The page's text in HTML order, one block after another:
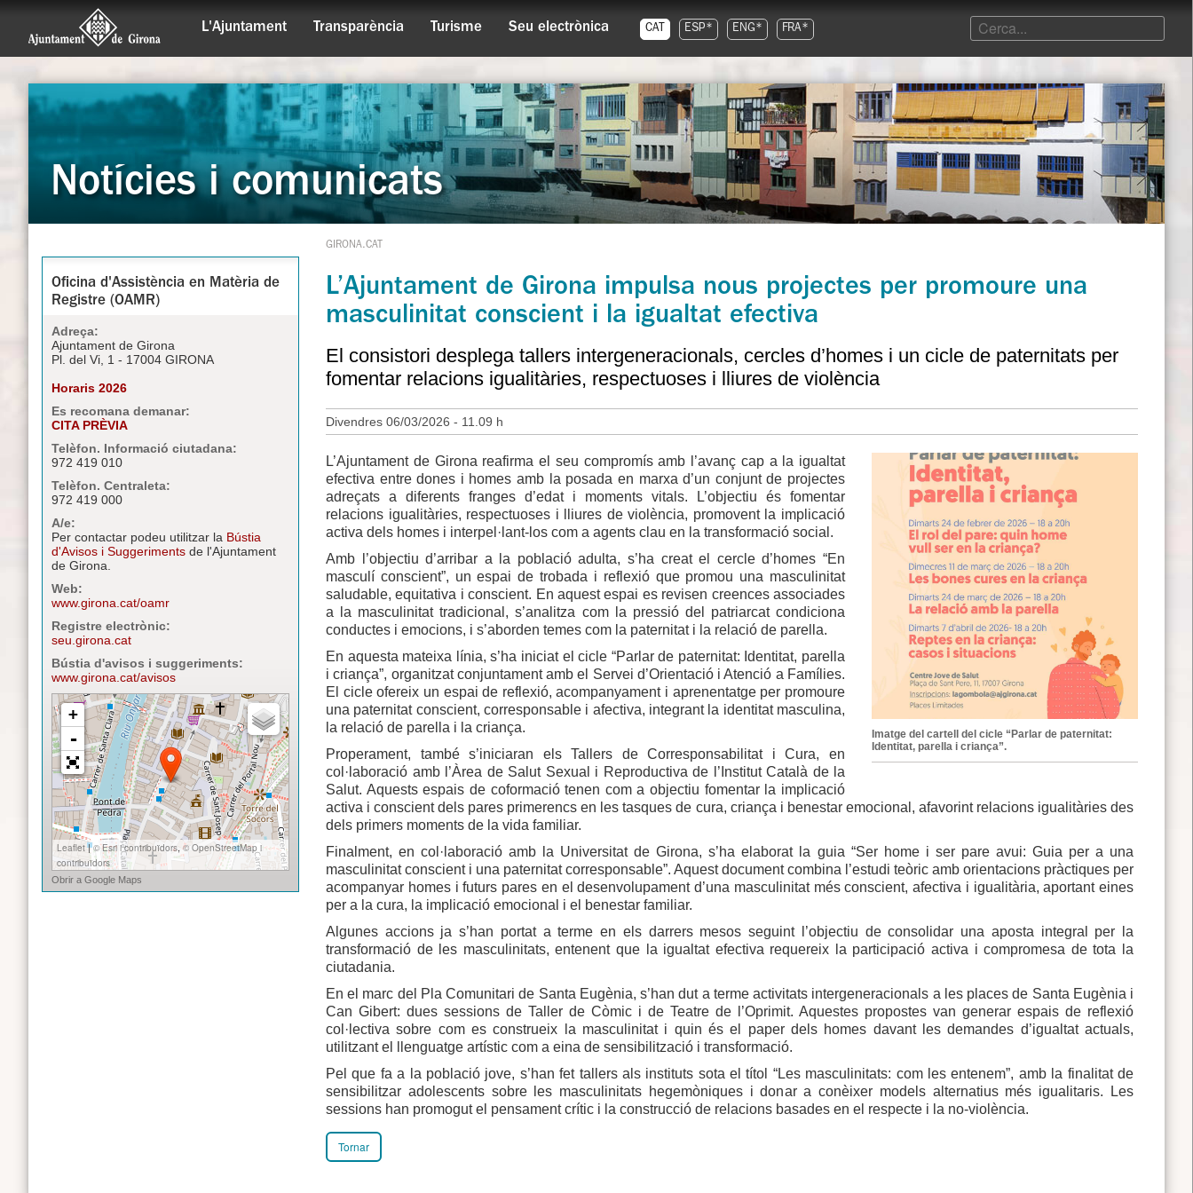
L'Ajuntament Transparència Turisme Seu electrònica CAT ESP* ENG* FRA*
Notícies i comunicats
Oficina d'Assistència en Matèria de
Registre (OAMR)
Adreça:
Ajuntament de Girona
Pl. del Vi, 1 - 17004 GIRONA
Horaris 2026
Es recomana demanar:
CITA PRÈVIA
Telèfon. Informació ciutadana:
972 419 010
Telèfon. Centraleta:
972 419 000
A/e:
Per contactar podeu utilitzar la Bústia
d'Avisos i Suggeriments de l'Ajuntament
de Girona.
Web:
www.girona.cat/oamr
Registre electrònic:
seu.girona.cat
Bústia d'avisos i suggeriments:
www.girona.cat/avisos
GIRONA.CAT
L’Ajuntament de Girona impulsa nous projectes per promoure una
masculinitat conscient i la igualtat efectiva
El consistori desplega tallers intergeneracionals, cercles d’homes i un cicle de paternitats per
fomentar relacions igualitàries, respectuoses i lliures de violència
Divendres 06/03/2026 - 11.09 h
Imatge del cartell del cicle “Parlar de paternitat:
Identitat, parella i criança”.
L’Ajuntament de Girona reafirma el seu compromís amb l’avanç cap a la igualtat
efectiva entre dones i homes amb la posada en marxa d’un conjunt de projectes
adreçats a diferents franges d’edat i moments vitals. L’objectiu és fomentar
relacions igualitàries, respectuoses i lliures de violència, promovent la implicació
activa dels homes i interpel·lant-los com a agents clau en la transformació social.
Amb l’objectiu d’arribar a la població adulta, s’ha creat el cercle d’homes “En
masculí conscient”, un espai de trobada i reflexió que promou una masculinitat
saludable, equitativa i conscient. En aquest espai es revisen creences associades
a la masculinitat tradicional, s’analitza com la pressió del patriarcat condiciona
conductes i emocions, i s’aborden temes com la paternitat i la relació de parella.
En aquesta mateixa línia, s’ha iniciat el cicle “Parlar de paternitat: Identitat, parella
i criança”, organitzat conjuntament amb el Servei d’Orientació i Atenció a Famílies.
El cicle ofereix un espai de reflexió, acompanyament i aprenentatge per promoure
una paternitat conscient, corresponsable i afectiva, integrant la identitat masculina,
la relació de parella i la criança.
Properament, també s’iniciaran els Tallers de Corresponsabilitat i Cura, en
col·laboració amb l’Àrea de Salut Sexual i Reproductiva de l’Institut Català de la
Salut. Aquests espais de coformació tenen com a objectiu fomentar la implicació
activa i conscient dels pares primerencs en les tasques de cura, criança i benestar emocional, afavorint relacions igualitàries des
dels primers moments de la vida familiar.
Finalment, en col·laboració amb la Universitat de Girona, s’ha elaborat la guia “Ser home i ser pare avui: Guia per a una
masculinitat conscient i una paternitat corresponsable”. Aquest document combina l’estudi teòric amb orientacions pràctiques per
acompanyar homes i futurs pares en el desenvolupament d’una masculinitat més conscient, afectiva i igualitària, aportant eines
per a la cura, la implicació emocional i el benestar familiar.
Algunes accions ja s’han portat a terme en els darrers mesos seguint l’objectiu de consolidar una aposta integral per la
transformació de les masculinitats, entenent que la igualtat efectiva requereix la participació activa i compromesa de tota la
ciutadania.
En el marc del Pla Comunitari de Santa Eugènia, s’han dut a terme activitats intergeneracionals a les places de Santa Eugènia i
Can Gibert: dues sessions de Taller de Còmic i de Teatre de l’Oprimit. Aquestes propostes van generar espais de reflexió
col·lectiva sobre com es construeix la masculinitat i quin és el paper dels homes davant les demandes d’igualtat actuals,
utilitzant el llenguatge artístic com a eina de sensibilització i transformació.
Pel que fa a la població jove, s’han fet tallers als instituts sota el títol “Les masculinitats: com les entenem”, amb la finalitat de
sensibilitzar adolescents sobre les masculinitats hegemòniques i donar a conèixer models alternatius més igualitaris. Les
sessions han promogut el pensament crític i la construcció de relacions basades en el respecte i la no-violència.
Tornar